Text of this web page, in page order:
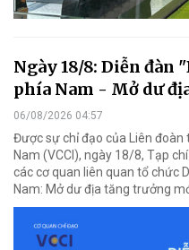
Ngày 18/8: Diễn đàn
phía Nam - Mở dư
06/08/2026 04:57
Được sự chỉ đạo của Liên
Nam (VCCI), ngày 18/8, Tạp
các cơ quan liên quan tổ chức
Nam: Mở dư địa tăng trưởng